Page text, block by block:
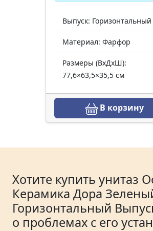
Выпуск: Горизонтальный
Материал: Фарфор
Размеры (ВхДхШ):
77,6×63,5×35,5 см
В корзину
Хотите купить унитаз
Керамика Дора
Горизонтальный
о проблемах с его